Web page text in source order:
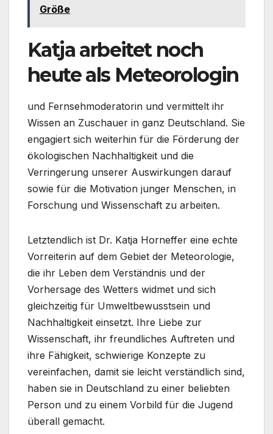
Größe
Katja arbeitet noch
heute als Meteorologin
und Fernsehmoderatorin und vermittelt ihr
Wissen an Zuschauer in ganz Deutschland. Sie
engagiert sich weiterhin für die Förderung der
ökologischen Nachhaltigkeit und die
Verringerung unserer Auswirkungen darauf
sowie für die Motivation junger Menschen, in
Forschung und Wissenschaft zu arbeiten.
Letztendlich ist Dr. Katja Horneffer eine echte
Vorreiterin auf dem Gebiet der Meteorologie,
die ihr Leben dem Verständnis und der
Vorhersage des Wetters widmet und sich
gleichzeitig für Umweltbewusstsein und
Nachhaltigkeit einsetzt. Ihre Liebe zur
Wissenschaft, ihr freundliches Auftreten und
ihre Fähigkeit, schwierige Konzepte zu
vereinfachen, damit sie leicht verständlich sind,
haben sie in Deutschland zu einer beliebten
Person und zu einem Vorbild für die Jugend
überall gemacht.